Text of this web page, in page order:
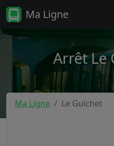
Ma Ligne
Arrêt Le
Ma Ligne Le Guichet